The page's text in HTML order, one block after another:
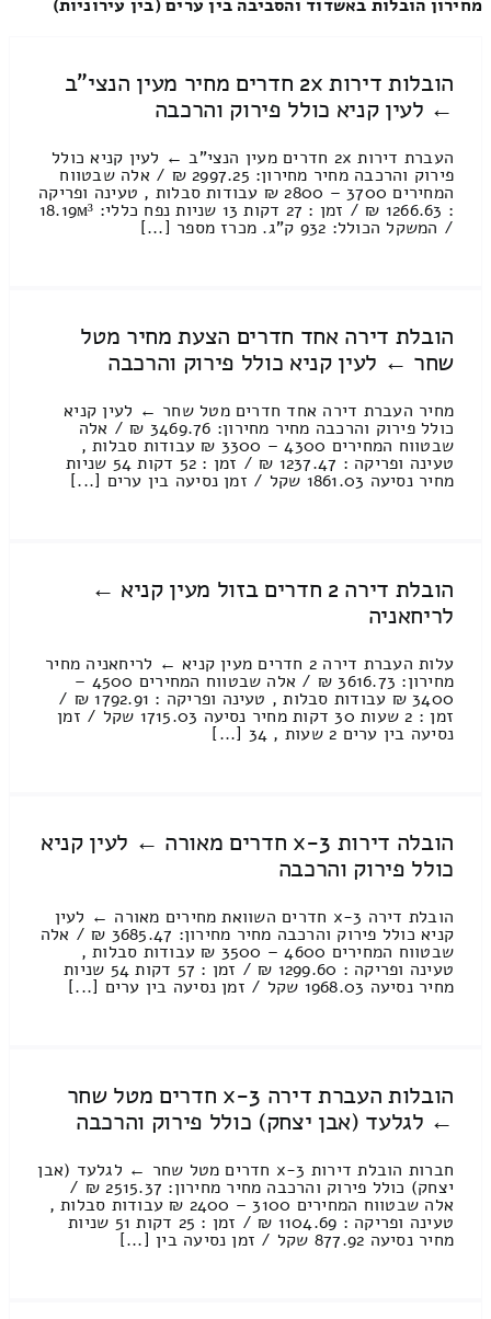
מחירון הובלות באשדוד והסביבה בין ערים (בין עירוניות)
הובלות דירות 2x חדרים מחיר מעין הנצי"ב
← לעין קניא כולל פירוק והרכבה
העברת דירות 2x חדרים מעין הנצי"ב ← לעין קניא כולל
פירוק והרכבה מחיר מחירון: 2997.25 ₪ / אלה שבטווח
המחירים 3700 – 2800 ₪ עבודות סבלות , טעינה ופריקה
: 1266.63 ₪ / זמן : 27 דקות 13 שניות נפח כללי: 18.19м³
/ המשקל הכולל: 932 ק”ג. מכרז מספר [...]
הובלת דירה אחד חדרים הצעת מחיר מטל
שחר ← לעין קניא כולל פירוק והרכבה
מחיר העברת דירה אחד חדרים מטל שחר ← לעין קניא
כולל פירוק והרכבה מחיר מחירון: 3469.76 ₪ / אלה
שבטווח המחירים 4300 – 3300 ₪ עבודות סבלות ,
טעינה ופריקה : 1237.47 ₪ / זמן : 52 דקות 54 שניות
מחיר נסיעה 1861.03 שקל / זמן נסיעה בין ערים [...]
הובלת דירה 2 חדרים בזול מעין קניא ←
לריחאניה
עלות העברת דירה 2 חדרים מעין קניא ← לריחאניה מחיר
מחירון: 3616.73 ₪ / אלה שבטווח המחירים 4500 –
3400 ₪ עבודות סבלות , טעינה ופריקה : 1792.91 ₪ /
זמן : 2 שעות 30 דקות מחיר נסיעה 1715.03 שקל / זמן
נסיעה בין ערים 2 שעות , 34 [...]
הובלה דירות 3-x חדרים מאורה ← לעין קניא
כולל פירוק והרכבה
הובלת דירה 3-x חדרים השוואת מחירים מאורה ← לעין
קניא כולל פירוק והרכבה מחיר מחירון: 3685.47 ₪ / אלה
שבטווח המחירים 4600 – 3500 ₪ עבודות סבלות ,
טעינה ופריקה : 1299.60 ₪ / זמן : 57 דקות 54 שניות
מחיר נסיעה 1968.03 שקל / זמן נסיעה בין ערים [...]
הובלות העברת דירה 3-x חדרים מטל שחר
← לגלעד (אבן יצחק) כולל פירוק והרכבה
חברות הובלת דירות 3-x חדרים מטל שחר ← לגלעד (אבן
יצחק) כולל פירוק והרכבה מחיר מחירון: 2515.37 ₪ /
אלה שבטווח המחירים 3100 – 2400 ₪ עבודות סבלות ,
טעינה ופריקה : 1104.69 ₪ / זמן : 25 דקות 51 שניות
מחיר נסיעה 877.92 שקל / זמן נסיעה בין [...]